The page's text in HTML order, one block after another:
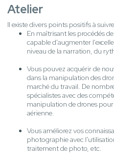
Atelier
Il existe divers points positifs à
En maîtrisant les procédés
capable d'augmenter
niveau de la narration, du
Vous pouvez acquérir de
dans la manipulation des
marché du travail. De
spécialistes avec des
manipulation de drones
aérienne.
Vous améliorez vos
photographie avec
traitement de photo, etc.